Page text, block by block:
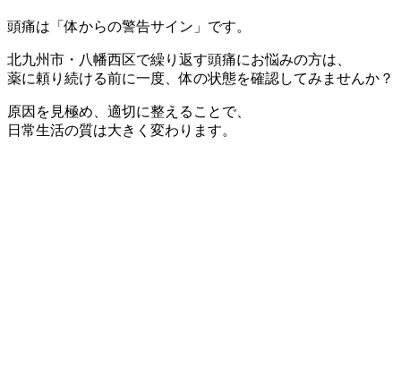
頭痛は「体からの警告サイン」です。
北九州市・八幡西区で繰り返す頭痛にお悩みの方は、
薬に頼り続ける前に一度、体の状態を確認してみませんか？
原因を見極め、適切に整えることで、
日常生活の質は大きく変わります。